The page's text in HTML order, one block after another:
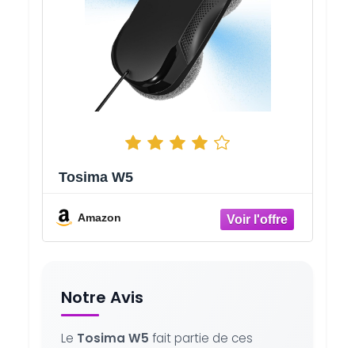
Tosima W5
Amazon
Notre Avis
Le Tosima W5 fait partie de ces